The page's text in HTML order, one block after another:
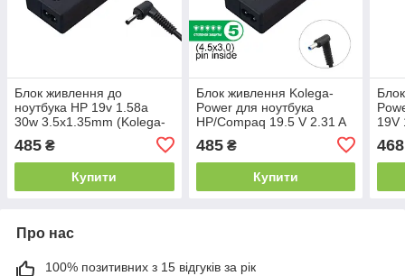
Блок живлення до
ноутбука HP 19v 1.58a
30w 3.5x1.35mm (Kolega-
485 ₴
Купити
Блок живлення Kolega-
Power для ноутбука
HP/Compaq 19.5 V 2.31 A
45W 4.5x3.0 (Гарантія 12
міс)
485₴
Купити
19V
468
Про нас
100% позитивних з 15 відгуків за рік